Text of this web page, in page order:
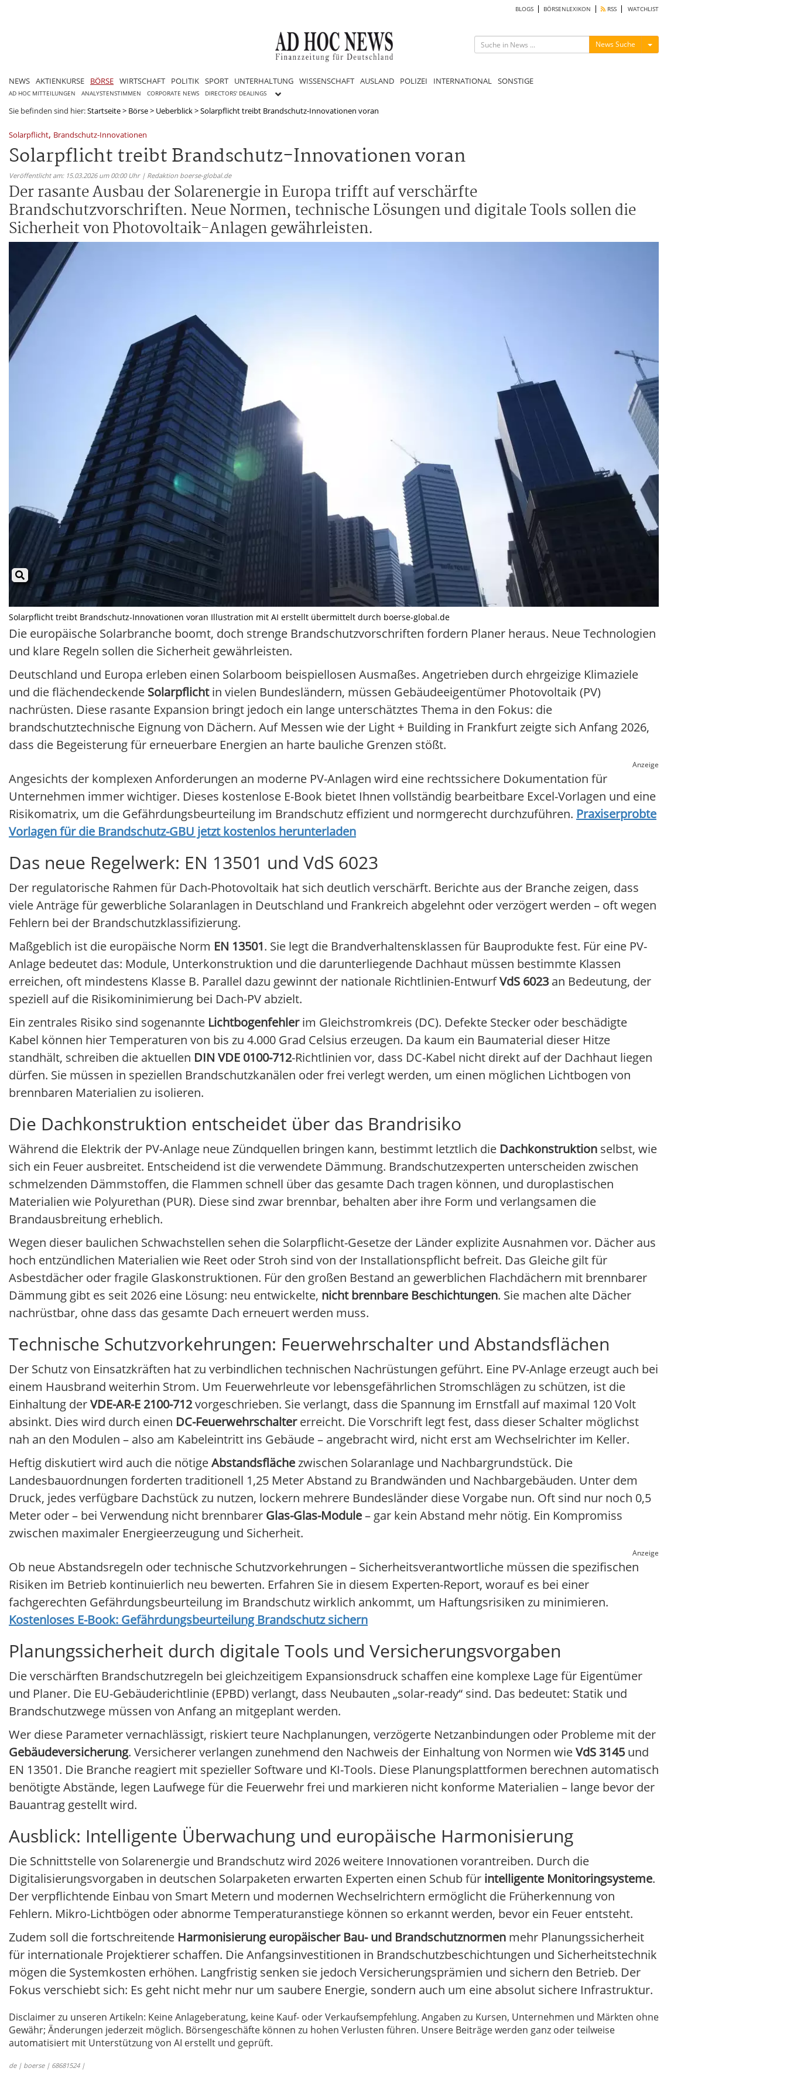
BLOGS BÖRSENLEXIKON RSS WATCHLIST
News Suche Menü ein-/ausblenden
NEWS AKTIENKURSE BÖRSE WIRTSCHAFT POLITIK SPORT UNTERHALTUNG WISSENSCHAFT AUSLAND POLIZEI INTERNATIONAL SONSTIGE
AD HOC MITTEILUNGEN ANALYSTENSTIMMEN CORPORATE NEWS DIRECTORS' DEALINGS
Sie befinden sind hier:Startseite> Börse> Ueberblick>Solarpflicht treibt Brandschutz-Innovationen voran
Solarpflicht, Brandschutz-Innovationen
Solarpflicht treibt Brandschutz-Innovationen voran
Veröffentlicht am: 15.03.2026 um 00:00 Uhr | Redaktion boerse-global.de
Der rasante Ausbau der Solarenergie in Europa trifft auf verschärfte
Brandschutzvorschriften. Neue Normen, technische Lösungen und digitale Tools sollen die
Sicherheit von Photovoltaik-Anlagen gewährleisten.
Solarpflicht treibt Brandschutz-Innovationen voran Illustration mit AI erstellt übermittelt durch boerse-global.de
Die europäische Solarbranche boomt, doch strenge Brandschutzvorschriften fordern Planer heraus. Neue Technologien
und klare Regeln sollen die Sicherheit gewährleisten.
Deutschland und Europa erleben einen Solarboom beispiellosen Ausmaßes. Angetrieben durch ehrgeizige Klimaziele
und die flächendeckende Solarpflichtin vielen Bundesländern, müssen Gebäudeeigentümer Photovoltaik (PV)
nachrüsten. Diese rasante Expansion bringt jedoch ein lange unterschätztes Thema in den Fokus: die
brandschutztechnische Eignung von Dächern. Auf Messen wie der Light + Building in Frankfurt zeigte sich Anfang 2026,
dass die Begeisterung für erneuerbare Energien an harte bauliche Grenzen stößt.
Anzeige
Angesichts der komplexen Anforderungen an moderne PV-Anlagen wird eine rechtssichere Dokumentation für
Unternehmen immer wichtiger. Dieses kostenlose E-Book bietet Ihnen vollständig bearbeitbare Excel-Vorlagen und eine
Risikomatrix, um die Gefährdungsbeurteilung im Brandschutz effizient und normgerecht durchzuführen. Praxiserprobte
Vorlagen für die Brandschutz-GBU jetzt kostenlos herunterladen
Das neue Regelwerk: EN 13501 und VdS 6023
Der regulatorische Rahmen für Dach-Photovoltaik hat sich deutlich verschärft. Berichte aus der Branche zeigen, dass
viele Anträge für gewerbliche Solaranlagen in Deutschland und Frankreich abgelehnt oder verzögert werden – oft wegen
Fehlern bei der Brandschutzklassifizierung.
Maßgeblich ist die europäische Norm EN 13501. Sie legt die Brandverhaltensklassen für Bauprodukte fest. Für eine PV-
Anlage bedeutet das: Module, Unterkonstruktion und die darunterliegende Dachhaut müssen bestimmte Klassen
erreichen, oft mindestens Klasse B. Parallel dazu gewinnt der nationale Richtlinien-EntwurfVdS 6023 an Bedeutung, der
speziell auf die Risikominimierung bei Dach-PV abzielt.
Ein zentrales Risiko sind sogenannte Lichtbogenfehlerim Gleichstromkreis (DC). Defekte Stecker oder beschädigte
Kabel können hier Temperaturen von bis zu 4.000 Grad Celsius erzeugen. Da kaum ein Baumaterial dieser Hitze
standhält, schreiben die aktuellen DIN VDE 0100-712-Richtlinien vor, dass DC-Kabel nicht direkt auf der Dachhaut liegen
dürfen. Sie müssen in speziellen Brandschutzkanälen oder frei verlegt werden, um einen möglichen Lichtbogen von
brennbaren Materialien zu isolieren.
Die Dachkonstruktion entscheidet über das Brandrisiko
Während die Elektrik der PV-Anlage neue Zündquellen bringen kann, bestimmt letztlich die Dachkonstruktion selbst, wie
sich ein Feuer ausbreitet. Entscheidend ist die verwendete Dämmung. Brandschutzexperten unterscheiden zwischen
schmelzenden Dämmstoffen, die Flammen schnell über das gesamte Dach tragen können, und duroplastischen
Materialien wie Polyurethan (PUR). Diese sind zwar brennbar, behalten aber ihre Form und verlangsamen die
Brandausbreitung erheblich.
Wegen dieser baulichen Schwachstellen sehen die Solarpflicht-Gesetze der Länder explizite Ausnahmen vor. Dächer aus
hoch entzündlichen Materialien wie Reet oder Stroh sind von der Installationspflicht befreit. Das Gleiche gilt für
Asbestdächer oder fragile Glaskonstruktionen. Für den großen Bestand an gewerblichen Flachdächern mit brennbarer
Dämmung gibt es seit 2026 eine Lösung: neu entwickelte, nicht brennbare Beschichtungen. Sie machen alte Dächer
nachrüstbar, ohne dass das gesamte Dach erneuert werden muss.
Technische Schutzvorkehrungen: Feuerwehrschalter und Abstandsflächen
Der Schutz von Einsatzkräften hat zu verbindlichen technischen Nachrüstungen geführt. Eine PV-Anlage erzeugt auch bei
einem Hausbrand weiterhin Strom. Um Feuerwehrleute vor lebensgefährlichen Stromschlägen zu schützen, ist die
Einhaltung derVDE-AR-E 2100-712vorgeschrieben. Sie verlangt, dass die Spannung im Ernstfall auf maximal 120 Volt
absinkt. Dies wird durch einen DC-Feuerwehrschaltererreicht. Die Vorschrift legt fest, dass dieser Schalter möglichst
nah an den Modulen – also am Kabeleintritt ins Gebäude – angebracht wird, nicht erst am Wechselrichter im Keller.
Heftig diskutiert wird auch die nötigeAbstandsflächezwischen Solaranlage und Nachbargrundstück. Die
Landesbauordnungen forderten traditionell 1,25 Meter Abstand zu Brandwänden und Nachbargebäuden. Unter dem
Druck, jedes verfügbare Dachstück zu nutzen, lockern mehrere Bundesländer diese Vorgabe nun. Oft sind nur noch 0,5
Meter oder – bei Verwendung nicht brennbarer Glas-Glas-Module– gar kein Abstand mehr nötig. Ein Kompromiss
zwischen maximaler Energieerzeugung und Sicherheit.
Anzeige
Ob neue Abstandsregeln oder technische Schutzvorkehrungen – Sicherheitsverantwortliche müssen die spezifischen
Risiken im Betrieb kontinuierlich neu bewerten. Erfahren Sie in diesem Experten-Report, worauf es bei einer
fachgerechten Gefährdungsbeurteilung im Brandschutz wirklich ankommt, um Haftungsrisiken zu minimieren.
Kostenloses E-Book: Gefährdungsbeurteilung Brandschutz sichern
Planungssicherheit durch digitale Tools und Versicherungsvorgaben
Die verschärften Brandschutzregeln bei gleichzeitigem Expansionsdruck schaffen eine komplexe Lage für Eigentümer
und Planer. Die EU-Gebäuderichtlinie (EPBD) verlangt, dass Neubauten „solar-ready“ sind. Das bedeutet: Statik und
Brandschutzwege müssen von Anfang an mitgeplant werden.
Wer diese Parameter vernachlässigt, riskiert teure Nachplanungen, verzögerte Netzanbindungen oder Probleme mit der
Gebäudeversicherung. Versicherer verlangen zunehmend den Nachweis der Einhaltung von Normen wieVdS 3145 und
EN 13501. Die Branche reagiert mit spezieller Software und KI-Tools. Diese Planungsplattformen berechnen automatisch
benötigte Abstände, legen Laufwege für die Feuerwehr frei und markieren nicht konforme Materialien – lange bevor der
Bauantrag gestellt wird.
Ausblick: Intelligente Überwachung und europäische Harmonisierung
Die Schnittstelle von Solarenergie und Brandschutz wird 2026 weitere Innovationen vorantreiben. Durch die
Digitalisierungsvorgaben in deutschen Solarpaketen erwarten Experten einen Schub für intelligente Monitoringsysteme.
Der verpflichtende Einbau von Smart Metern und modernen Wechselrichtern ermöglicht die Früherkennung von
Fehlern. Mikro-Lichtbögen oder abnorme Temperaturanstiege können so erkannt werden, bevor ein Feuer entsteht.
Zudem soll die fortschreitende Harmonisierung europäischer Bau- und Brandschutznormen mehr Planungssicherheit
für internationale Projektierer schaffen. Die Anfangsinvestitionen in Brandschutzbeschichtungen und Sicherheitstechnik
mögen die Systemkosten erhöhen. Langfristig senken sie jedoch Versicherungsprämien und sichern den Betrieb. Der
Fokus verschiebt sich: Es geht nicht mehr nur um saubere Energie, sondern auch um eine absolut sichere Infrastruktur.
Disclaimer zu unseren Artikeln: Keine Anlageberatung, keine Kauf- oder Verkaufsempfehlung. Angaben zu Kursen, Unternehmen und Märkten ohne
Gewähr; Änderungen jederzeit möglich. Börsengeschäfte können zu hohen Verlusten führen. Unsere Beiträge werden ganz oder teilweise
automatisiert mit Unterstützung von AI erstellt und geprüft.
de | boerse | 68681524 |